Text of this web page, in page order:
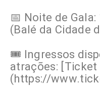
📅 Noite de Gala:
(Balé da Cidade
🎟️ Ingressos
atrações: [Ticket
(https://